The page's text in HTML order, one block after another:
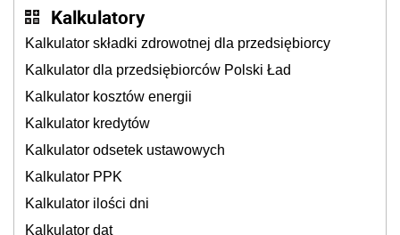
Kalkulatory
Kalkulator składki zdrowotnej dla przedsiębiorcy
Kalkulator dla przedsiębiorców Polski Ład
Kalkulator kosztów energii
Kalkulator kredytów
Kalkulator odsetek ustawowych
Kalkulator PPK
Kalkulator ilości dni
Kalkulator dat